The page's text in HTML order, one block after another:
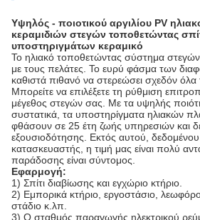
Υψηλός - ποιοτικού αργιλίου PV
κεραμιδιών στεγών τοποθετώντας
υποστηριγμάτων κεραμικό
Το ηλιακό τοποθετώντας σύστημα στεγών
με τους πελάτες. Το ευρύ φάσμα των
καθιστά πιθανό να στερεώσει σχεδόν όλα
Μπορείτε να επιλέξετε τη ρύθμιση
μέγεθος στεγών σας. Με τα υψηλής
συστατικά, τα υποστηρίγματα ηλιακών
φθάσουν σε 25 έτη ζωής υπηρεσιών και
εξουσιοδότησης. Εκτός αυτού, δεδομένου
κατασκευαστής, η τιμή μας είναι πολύ
παράδοσης είναι σύντομος.
Εφαρμογή:
1) Σπίτι διαβίωσης και εγχώριο κτήριο.
2) Εμπορικά κτήριο, εργοστάσιο,
στάδιο κ.λπ.
3) Ο σταθμός παραγωγής ηλεκτρικού